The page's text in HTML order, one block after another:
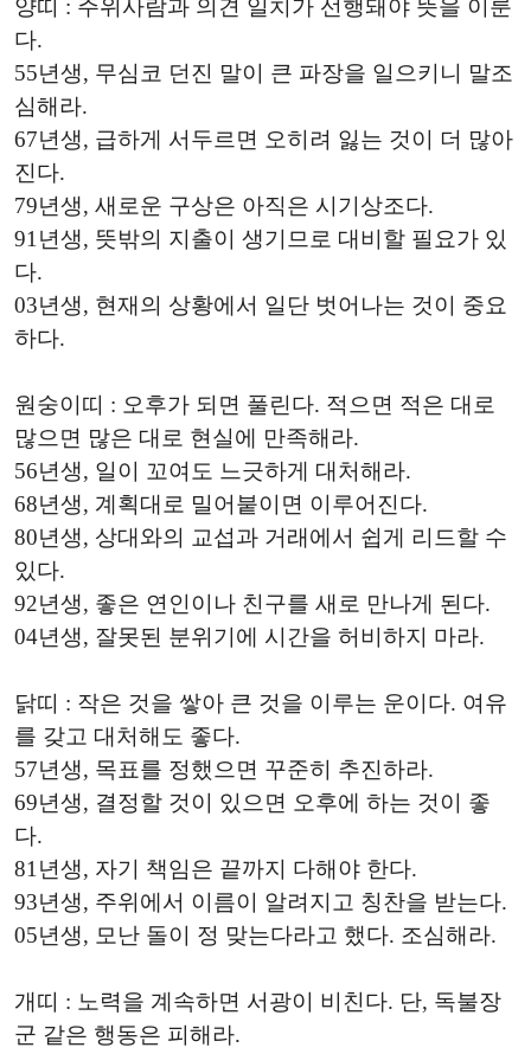
양띠 : 주위사람과 의견 일치가 선행돼야 뜻을 이룬
다.
55년생, 무심코 던진 말이 큰 파장을 일으키니 말조
심해라.
67년생, 급하게 서두르면 오히려 잃는 것이 더 많아
진다.
79년생, 새로운 구상은 아직은 시기상조다.
91년생, 뜻밖의 지출이 생기므로 대비할 필요가 있
다.
03년생, 현재의 상황에서 일단 벗어나는 것이 중요
하다.
원숭이띠 : 오후가 되면 풀린다. 적으면 적은 대로
많으면 많은 대로 현실에 만족해라.
56년생, 일이 꼬여도 느긋하게 대처해라.
68년생, 계획대로 밀어붙이면 이루어진다.
80년생, 상대와의 교섭과 거래에서 쉽게 리드할 수
있다.
92년생, 좋은 연인이나 친구를 새로 만나게 된다.
04년생, 잘못된 분위기에 시간을 허비하지 마라.
닭띠 : 작은 것을 쌓아 큰 것을 이루는 운이다. 여유
를 갖고 대처해도 좋다.
57년생, 목표를 정했으면 꾸준히 추진하라.
69년생, 결정할 것이 있으면 오후에 하는 것이 좋
다.
81년생, 자기 책임은 끝까지 다해야 한다.
93년생, 주위에서 이름이 알려지고 칭찬을 받는다.
05년생, 모난 돌이 정 맞는다라고 했다. 조심해라.
개띠 : 노력을 계속하면 서광이 비친다. 단, 독불장
군 같은 행동은 피해라.